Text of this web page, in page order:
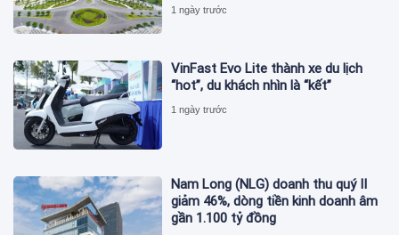
1 ngày trước
VinFast Evo Lite thành xe du lịch
“hot”, du khách nhìn là “kết”
1 ngày trước
Nam Long (NLG) doanh thu quý II
giảm 46%, dòng tiền kinh doanh âm
gần 1.100 tỷ đồng